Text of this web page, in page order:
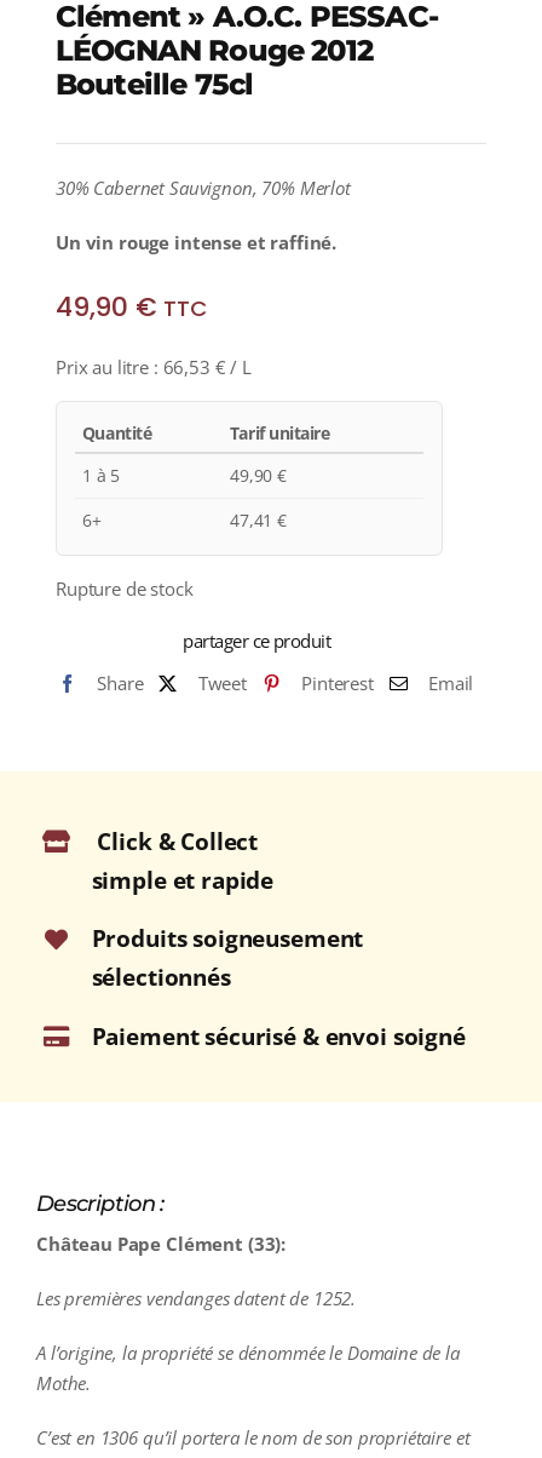
Clément » A.O.C. PESSAC-
LÉOGNAN Rouge 2012
Bouteille 75cl
30% Cabernet Sauvignon, 70% Merlot
Un vin rouge intense et raffiné.
49,90 € TTC
Prix au litre : 66,53 € / L
Quantité
Tarif unitaire
1 à 5
49,90€
6+
47,41€
Rupture de stock
partager ce produit
Share
Tweet Pinterest Email
Click & Collect
simple et rapide
Produits soigneusement
sélectionnés
Paiement sécurisé & envoi soigné
Description :
Château Pape Clément (33):
Les premières vendanges datent de 1252.
A l’origine, la propriété se dénommée le Domaine de la
Mothe.
C’est en 1306 qu’il portera le nom de son propriétaire et